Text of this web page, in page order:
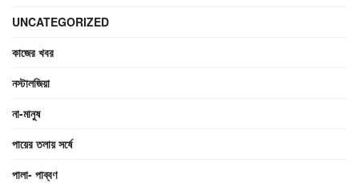
UNCATEGORIZED
কাজের খবর
নস্টালজিয়া
না-মানুষ
পায়ের তলায় সর্ষে
পালা- পাব্বণ